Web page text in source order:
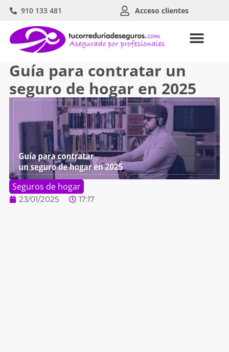
910 133 481 Acceso clientes
Guía para contratar un
seguro de hogar en 2025
Seguros de hogar
23/01/2025 17:17